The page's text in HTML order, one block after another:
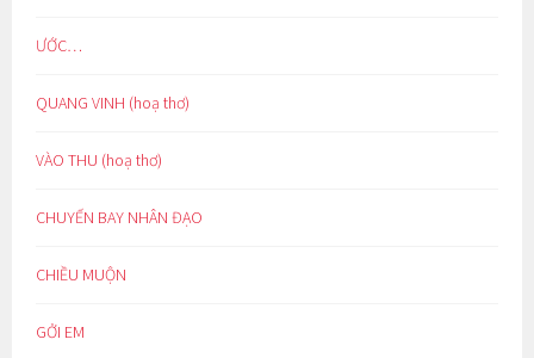
ƯỚC…
QUANG VINH (hoạ thơ)
VÀO THU (hoạ thơ)
CHUYẾN BAY NHÂN ĐẠO
CHIỀU MUỘN
GỞI EM